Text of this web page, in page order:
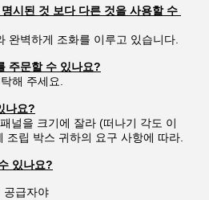
시된 것 보다 다른 것을 사용할 수
완벽하게 조화를 이루고 있습니다.
주문할 수 있나요?
해 주세요.
나요?
널을 크기에 잘라 (떠나기 각도 이
조립 박스 귀하의 요구 사항에 따라.
있나요?
공급자야